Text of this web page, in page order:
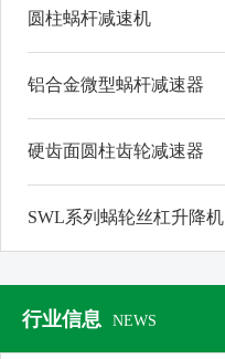
圆柱蜗杆减速机
铝合金微型蜗杆减速器
硬齿面圆柱齿轮减速器
SWL系列蜗轮丝杠升降机
行业信息 NEWS